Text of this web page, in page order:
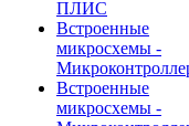
ПЛИС
Встроенные
микросхемы -
Встроенные
микросхемы -